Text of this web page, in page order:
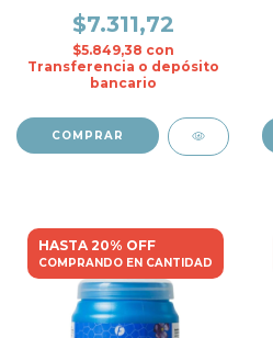
$7.311,72
$5.849,38 con
Transferencia o depósito
bancario
HASTA 20% OFF
COMPRANDO EN CANTIDAD